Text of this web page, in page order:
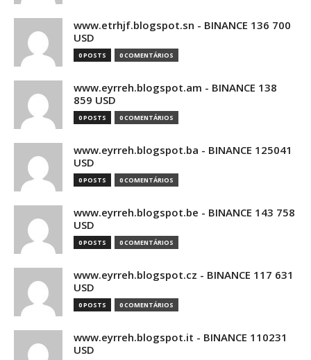
www.etrhjf.blogspot.sn - BINANCE 136 700
USD
0 POSTS 0 COMENTÁRIOS
www.eyrreh.blogspot.am - BINANCE 138
859 USD
0 POSTS 0 COMENTÁRIOS
www.eyrreh.blogspot.ba - BINANCE 125041
USD
0 POSTS 0 COMENTÁRIOS
www.eyrreh.blogspot.be - BINANCE 143 758
USD
0 POSTS 0 COMENTÁRIOS
www.eyrreh.blogspot.cz - BINANCE 117 631
USD
0 POSTS 0 COMENTÁRIOS
www.eyrreh.blogspot.it - BINANCE 110231
USD